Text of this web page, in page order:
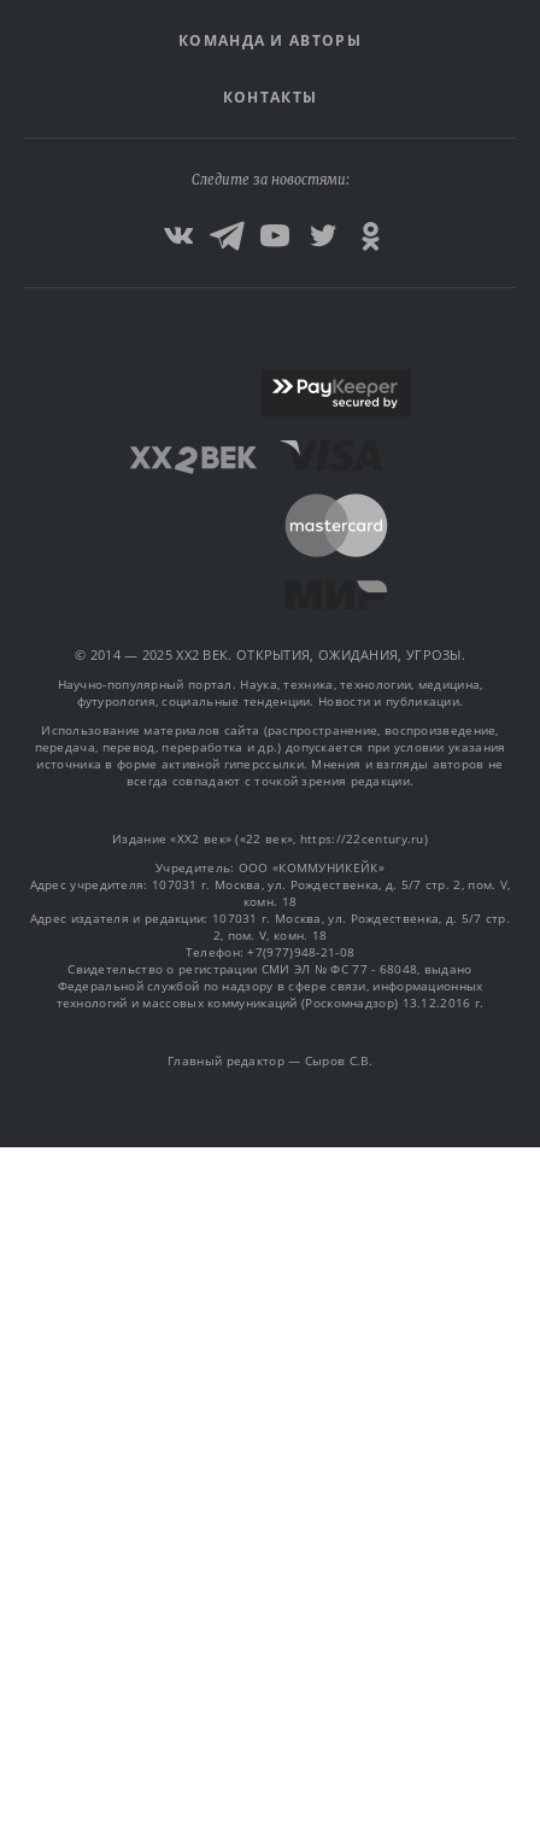
КОМАНДА И АВТОРЫ
КОНТАКТЫ
Следите за новостями:
© 2014 — 2025 XX2 ВЕК. ОТКРЫТИЯ, ОЖИДАНИЯ, УГРОЗЫ.
Научно-популярный портал. Наука, техника, технологии, медицина,
футурология, социальные тенденции. Новости и публикации.
Использование материалов сайта (распространение, воспроизведение,
передача, перевод, переработка и др.) допускается при условии указания
источника в форме активной гиперссылки. Мнения и взгляды авторов не
всегда совпадают с точкой зрения редакции.
Издание «XX2 век» («22 век», https://22century.ru)
Учредитель: OOO «КОММУНИКЕЙК»
Адрес учредителя: 107031 г. Москва, ул. Рождественка, д. 5/7 стр. 2, пом. V,
комн. 18
Адрес издателя и редакции: 107031 г. Москва, ул. Рождественка, д. 5/7 стр.
2, пом. V, комн. 18
Телефон: +7(977)948-21-08
Свидетельство о регистрации СМИ ЭЛ № ФС 77 - 68048, выдано
Федеральной службой по надзору в сфере связи, информационных
технологий и массовых коммуникаций (Роскомнадзор) 13.12.2016 г.
Главный редактор — Сыров С.В.